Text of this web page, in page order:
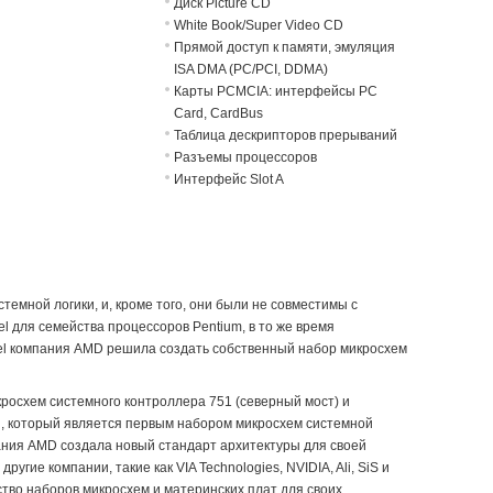
Диск Picture CD
White Book/Super Video CD
Прямой доступ к памяти, эмуляция
ISA DMA (PC/PCI, DDMA)
Карты PCMCIA: интерфейсы PC
Card, CardBus
Таблица дескрипторов прерываний
Разъемы процессоров
Интерфейс Slot A
логики, и, кроме того, они были не совместимы с
семейства процессоров Pentium, в то же время
компания AMD решила создать собственный набор микросхем
системного контроллера 751 (северный мост) и
является первым набором микросхем системной
AMD создала новый стандарт архитектуры для своей
компании, такие как VIA Technologies, NVIDIA, Ali, SiS и
наборов микросхем и материнских плат для своих